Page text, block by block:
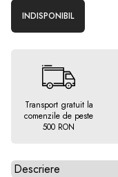
INDISPONIBIL
Transport gratuit la
comenzile de peste
500 RON
Alegeti tab